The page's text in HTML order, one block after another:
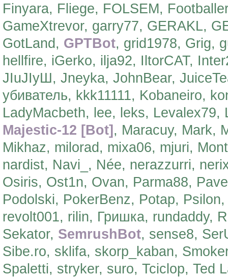
Finyara, Fliege, FOLSEM,
GameXtrevor, garry77, GERAKL,
GotLand, GPTBot, grid1978, Grig,
hellfire, iGerko, ilja92, IltorCAT,
JIuJIyШ, Jneyka, JohnBear,
убиватель, kkk11111, Kobaneiro,
LadyMacbeth, lee, leks,
Majestic-12 [Bot] , Maracuy, Mark,
Mikhaz, milorad, mixa06, mjuri,
nardist, Navi_, Née, nerazzurri,
Osiris, Ost1n, Ovan, Parma88,
Podolski, PokerBenz, Potap,
revolt001, rilin, Гришка, rundaddy,
Sekator, SemrushBot, sense8,
Sibe.ro, sklifa, skorp_kaban,
Spaletti, stryker, suro, Tciclop, Ted